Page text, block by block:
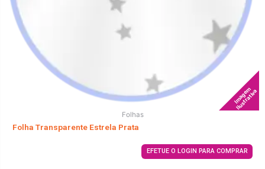
Imagem
Ilustrativa
Folhas
Folha Transparente Estrela Prata
EFETUE O LOGIN PARA COMPRAR